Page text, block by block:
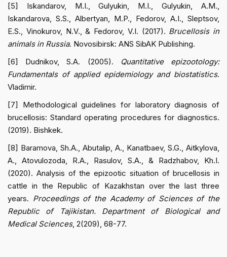
[5] Iskandarov, M.I., Gulyukin, M.I., Gulyukin, A.M.,
Iskandarova, S.S., Albertyan, M.P., Fedorov, A.I., Sleptsov,
E.S., Vinokurov, N.V., & Fedorov, V.I. (2017). Brucellosis in
animals in Russia. Novosibirsk: ANS SibAK Publishing.
[6] Dudnikov, S.A. (2005).
Quantitative epizootology:
Fundamentals of applied epidemiology and biostatistics.
Vladimir.
[7] Methodological guidelines for laboratory diagnosis of
brucellosis: Standard operating procedures for diagnostics.
(2019). Bishkek.
[8] Baramova, Sh.A., Abutalip, A., Kanatbaev, S.G., Aitkylova,
A., Atovulozoda, R.A., Rasulov, S.A., & Radzhabov, Kh.I.
(2020). Analysis of the epizootic situation of brucellosis in
cattle in the Republic of Kazakhstan over the last three
years. Proceedings of the Academy of Sciences of the
Republic of Tajikistan. Department of Biological and
Medical Sciences, 2(209), 68-77.